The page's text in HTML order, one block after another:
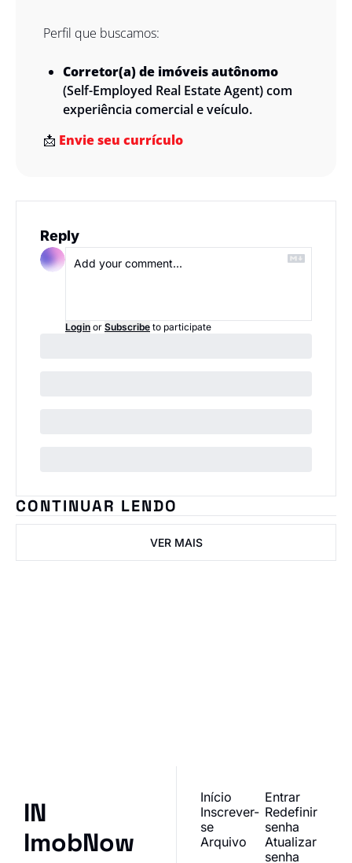
Perfil que buscamos:
Corretor(a) de imóveis autônomo
(Self-Employed Real Estate Agent) com
experiência comercial e veículo.
📩 Envie seu currículo
Reply
Login or Subscribe to participate
CONTINUAR LENDO
VER MAIS
IN
ImobNow
Início
Inscrever-
se
Arquivo
Entrar
Redefinir
senha
Atualizar
senha